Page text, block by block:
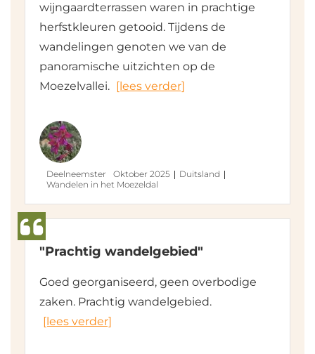
wijngaardterrassen waren in prachtige
herfstkleuren getooid. Tijdens de
wandelingen genoten we van de
panoramische uitzichten op de
Moezelvallei. [lees verder]
Deelneemster Oktober 2025
Duitsland
Wandelen in het Moezeldal
"Prachtig wandelgebied"
Goed georganiseerd, geen overbodige
zaken. Prachtig wandelgebied.
[lees verder]